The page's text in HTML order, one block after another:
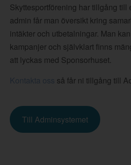
Skyttesportförening har tillgång till
admin får man översikt kring
intäkter och utbetalningar. Man
kampanjer och självklart finns
att lyckas med Sponsorhuset.
Kontakta oss så får ni tillgång till
Till Adminsystemet